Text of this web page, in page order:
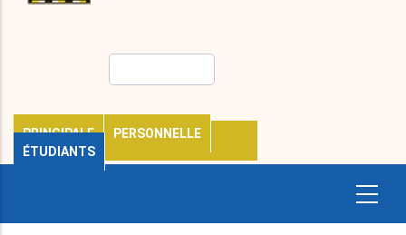
PRINCIPALE
PERSONNELLE
ÉTUDIANTS